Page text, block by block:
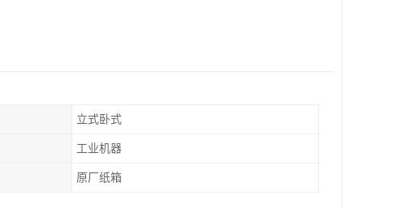
立式卧式
工业机器
原厂纸箱